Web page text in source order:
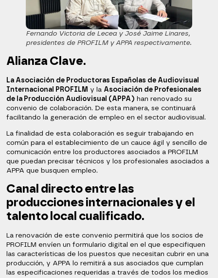
Fernando Victoria de Lecea y José Jaime Linares,
presidentes de PROFILM y APPA respectivamente.
Alianza Clave.
La Asociación de Productoras Españolas de Audiovisual
Internacional PROFILM y la Asociación de Profesionales
de la Producción Audiovisual (APPA) han renovado su
convenio de colaboración. De esta manera, se continuará
facilitando la generación de empleo en el sector audiovisual.
La finalidad de esta colaboración es seguir trabajando en
común para el establecimiento de un cauce ágil y sencillo de
comunicación entre los productores asociados a PROFILM
que puedan precisar técnicos y los profesionales asociados a
APPA que busquen empleo.
Canal directo entre las
producciones internacionales y el
talento local cualificado.
La renovación de este convenio permitirá que los socios de
PROFILM envíen un formulario digital en el que especifiquen
las características de los puestos que necesitan cubrir en una
producción, y APPA lo remitirá a sus asociados que cumplan
las especificaciones requeridas a través de todos los medios